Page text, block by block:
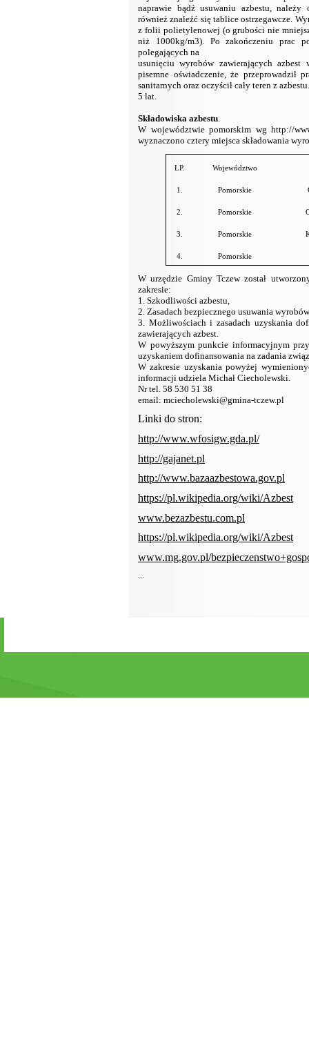
naprawie bądź usuwaniu azbestu,
również znaleźć się tablice ostrzegawcze.
z folii polietylenowej (o grubości nie
niż 1000kg/m3). Po zakończeniu prac
polegających na
usunięciu wyrobów zawierających azbest
pisemne oświadczenie, że przeprowadził
sanitarnych oraz oczyścił cały teren z
5 lat.
Składowiska azbestu.
W województwie pomorskim wghttp://
wyznaczono cztery miejsca składowania
LP. Województwo
1. Pomorskie
2. Pomorskie
3. Pomorskie
4. Pomorskie
W urzędzie Gminy Tczew został
zakresie:
1. Szkodliwości azbestu,
2. Zasadach bezpiecznego usuwania
3. Możliwościach i zasadach uzyskania
zawierających azbest.
W powyższym punkcie informacyjnym
uzyskaniem dofinansowania na zadania
W zakresie uzyskania powyżej
informacji udziela Michał Ciecholewski.
Nr tel. 58 530 51 38
email: mciecholewski@gmina-tczew.pl
Linki do stron:
http://www.wfosigw.gda.pl/
http://gajanet.pl
http://www.bazaazbestowa.gov.pl
https://pl.wikipedia.org/wiki/Azbest
www.bezazbestu.com.pl
https://pl.wikipedia.org/wiki/Azbest
www.mg.gov.pl/